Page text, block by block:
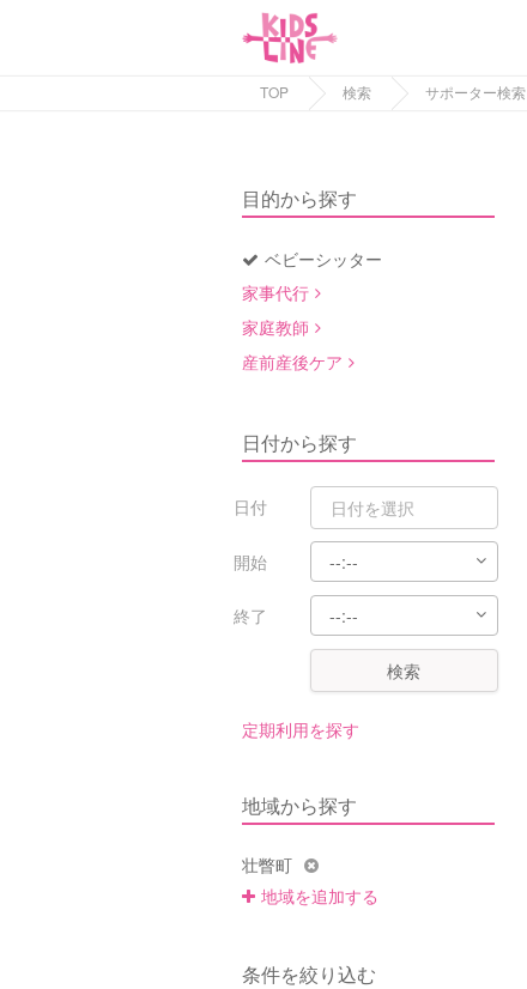
TOP 検索 サポーター検索
目的から探す
ベビーシッター
家事代行
家庭教師
産前産後ケア
日付から探す
日付
開始
終了
検索
定期利用を探す
地域から探す
壮瞥町
地域を追加する
条件を絞り込む